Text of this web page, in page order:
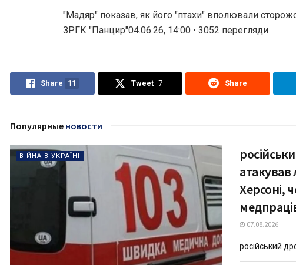
"Мадяр" показав, як його "птахи" вполювали
ЗРГК "Панцир"04.06.26, 14:00 • 3052 перегляди
Share 11 Tweet 7 Share
Популярные новости
ВІЙНА В УКРАЇНІ
атакував
Херсоні,
07.08.2026
російський